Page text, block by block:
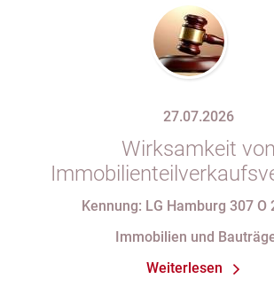
27.07.2026
Wirksamkeit von
Kennung: LG Hamburg 307 O
Immobilien und
Weiterlesen